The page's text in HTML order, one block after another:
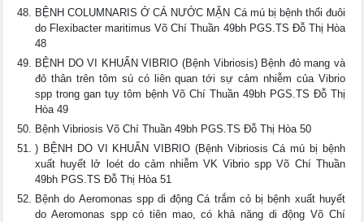
BỆNH COLUMNARIS Ở CÁ NƯỚC MẶN Cá mú bị bệnh thối đuôi
do Flexibacter maritimus Võ Chí Thuần 49bh PGS.TS Đỗ Thị Hòa
48
BỆNH DO VI KHUẨN VIBRIO (Bệnh Vibriosis) Bệnh đỏ mang và
đỏ thân trên tôm sú có liên quan tới sự cảm nhiễm của Vibrio
spp trong gan tụy tôm bệnh Võ Chí Thuần 49bh PGS.TS Đỗ Thị
Hòa 49
Bệnh Vibriosis Võ Chí Thuần 49bh PGS.TS Đỗ Thị Hòa 50
) BỆNH DO VI KHUẨN VIBRIO (Bệnh Vibriosis Cá mú bị bệnh
xuất huyết lở loét do cảm nhiễm VK Vibrio spp Võ Chí Thuần
49bh PGS.TS Đỗ Thị Hòa 51
Bệnh do Aeromonas spp di động Cá trắm cỏ bị bệnh xuất huyết
do Aeromonas spp có tiên mao, có khả năng di động Võ Chí